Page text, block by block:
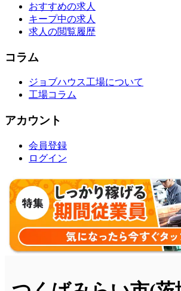
おすすめの求人
キープ中の求人
求人の閲覧履歴
コラム
ジョブハウス工場について
工場コラム
アカウント
会員登録
ログイン